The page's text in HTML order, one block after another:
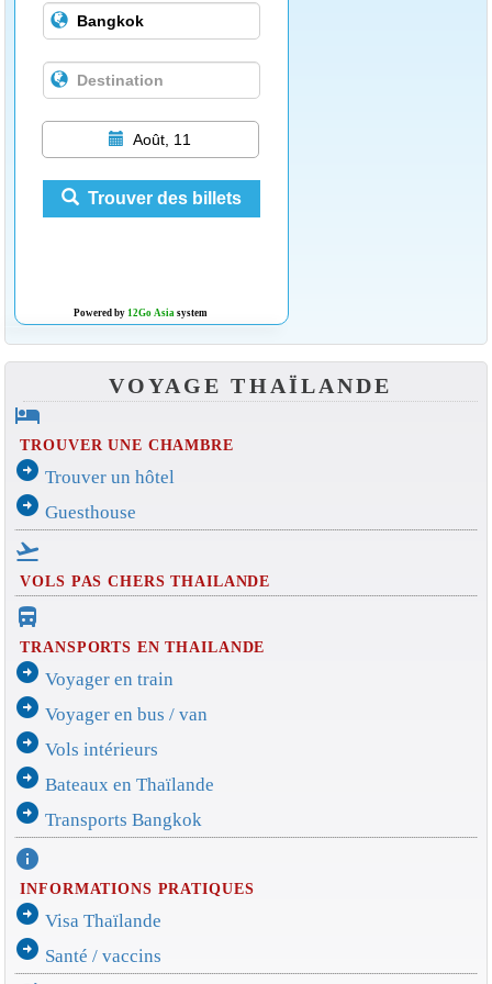
Août, 11
Trouver des billets
Powered by 12Go Asiasystem
VOYAGE THAÏLANDE
hotel
TROUVER UNE CHAMBRE
arrow_circle_right Trouver un hôtel
arrow_circle_right Guesthouse
flight_takeoff
VOLS PAS CHERS THAILANDE
directions_bus_filled
TRANSPORTS EN THAILANDE
arrow_circle_right Voyager en train
arrow_circle_right Voyager en bus / van
arrow_circle_right Vols intérieurs
arrow_circle_right Bateaux en Thaïlande
arrow_circle_right Transports Bangkok
info
INFORMATIONS PRATIQUES
arrow_circle_right Visa Thaïlande
arrow_circle_right Santé / vaccins